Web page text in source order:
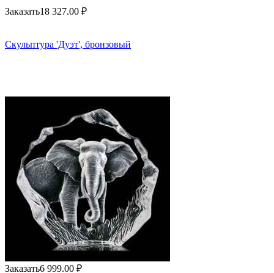
Заказать18 327.00 ₽
Скульптура 'Дуэт', бронзовый
Заказать6 999.00 ₽